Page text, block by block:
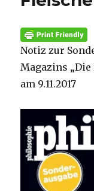
Notiz zur
Magazins
am 9.11.2017